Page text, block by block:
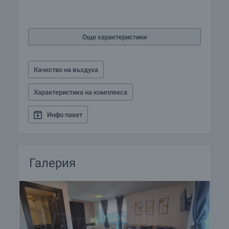
за информация и кандидатстване за кредит.
Още характеристики
Качество на въздуха
Характеристика на комплекса
Инфо пакет
Галерия